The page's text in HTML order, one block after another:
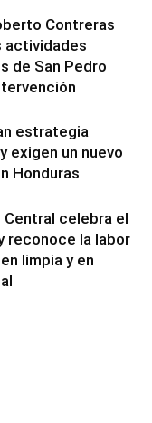
Contreras
actividades
de San Pedro
estrategia
exigen un nuevo
Honduras
celebra el
reconoce la labor
limpia y en